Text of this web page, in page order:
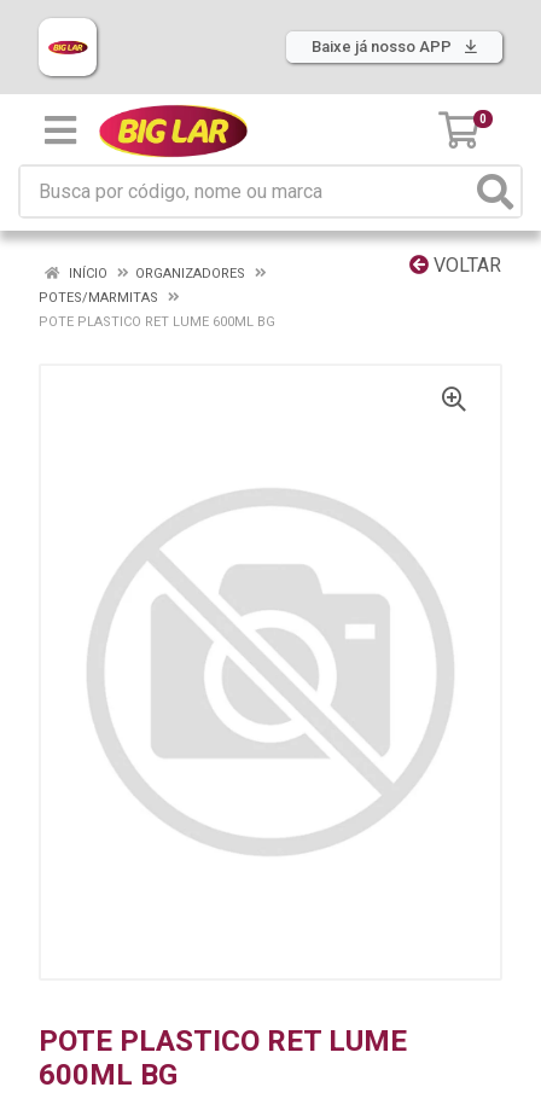
Baixe já nosso APP
0
VOLTAR
INÍCIO
ORGANIZADORES
POTES/MARMITAS
POTE PLASTICO RET LUME 600ML BG
POTE PLASTICO RET LUME
600ML BG